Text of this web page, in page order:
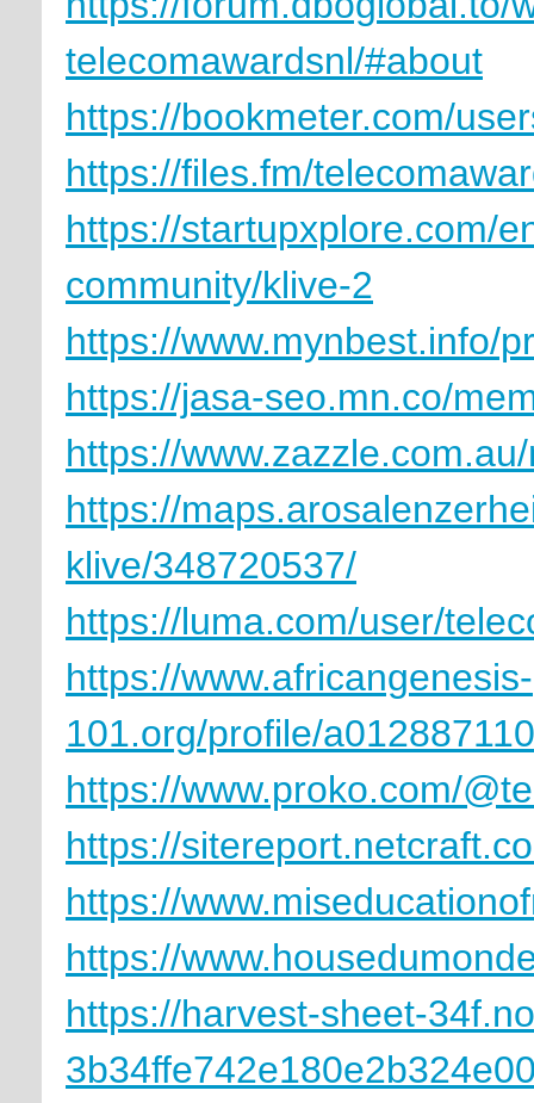
telecomawardsnl/#about
https://bookmeter.com/
https://files.fm/
https://startupxplore.com/
community/klive-2
https://www.mynbest.info/
https://jasa-seo.mn.co/
https://
https://
klive/348720537/
https://luma.com/user/
https://www.africangenesis-
101.org/profile/
https://www.proko.com/
https://
https://
https://
https://harvest-sheet-